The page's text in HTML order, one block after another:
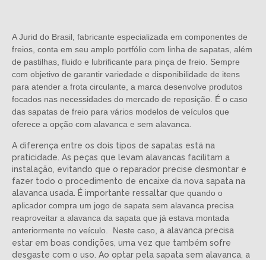
A Jurid do Brasil, fabricante especializada em componentes de
freios, conta em seu amplo portfólio com linha de sapatas, além
de pastilhas, fluido e lubrificante para pinça de freio. Sempre
com objetivo de garantir variedade e disponibilidade de itens
para atender a frota circulante, a marca desenvolve produtos
focados nas necessidades do mercado de reposição. É o caso
das sapatas de freio para vários modelos de veículos que
oferece a opção com alavanca e sem alavanca.
A diferença entre os dois tipos de sapatas está na
praticidade. As peças que levam alavancas facilitam a
instalação, evitando que o reparador precise desmontar e
fazer todo o procedimento de encaixe da nova sapata na
alavanca usada. É importante ressaltar que quando o
aplicador compra um jogo de sapata sem alavanca precisa
reaproveitar a alavanca da sapata que já estava montada
anteriormente no veículo. Neste caso, a alavanca precisa
estar em boas condições, uma vez que também sofre
desgaste com o uso. Ao optar pela sapata sem alavanca, a